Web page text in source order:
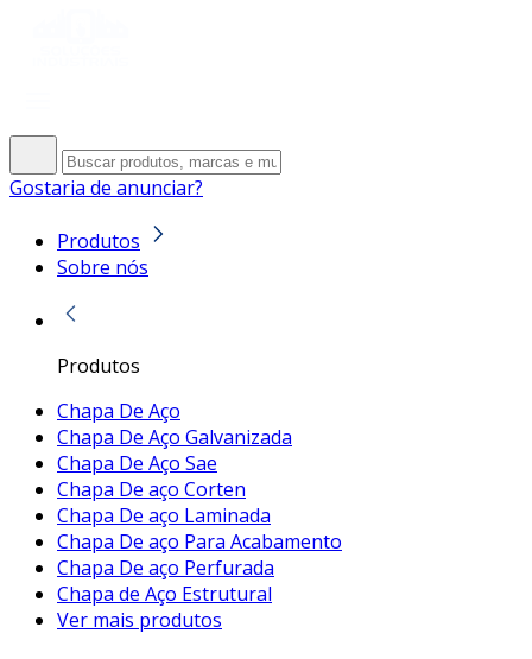
Gostaria de anunciar?
Produtos
Sobre nós
Produtos
Chapa De Aço
Chapa De Aço Galvanizada
Chapa De Aço Sae
Chapa De aço Corten
Chapa De aço Laminada
Chapa De aço Para Acabamento
Chapa De aço Perfurada
Chapa de Aço Estrutural
Ver mais produtos